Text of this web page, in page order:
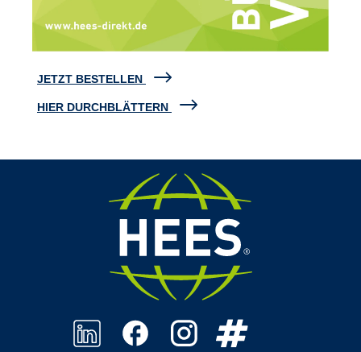
JETZT BESTELLEN
HIER DURCHBLÄTTERN